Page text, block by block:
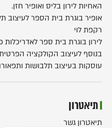
האחיות לירון בליס ואופיר חזן.
אופיר בוגרת בית הספר לעיצוב
רקפת לוי
לירון בוגרת בית ספר לאדריכלות
בנוסף לעיצוב הקולקציה
עוסקות בעיצוב תלבושות
תיאטרון
תיאטרון גשר